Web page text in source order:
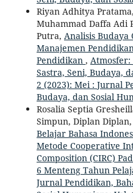
Riyan Adhitya
Muhammad Daffa Adi
Putra, Analisis Budaya
Manajemen
Pendidikan , Atmosfer:
Sastra, Seni, Budaya,
2 (2023): Mei : Jurnal
Budaya, dan Sosial
Rosalia Septia
Simpun, Diplan Diplan,
Belajar Bahasa
Metode Cooperative
Composition (CIRC)
6 Menteng Tahun
Jurnal Pendidikan,